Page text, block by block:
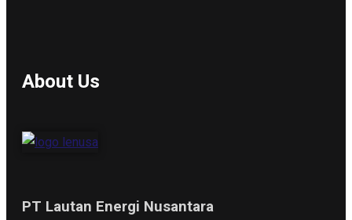
About Us
PT Lautan Energi Nusantara